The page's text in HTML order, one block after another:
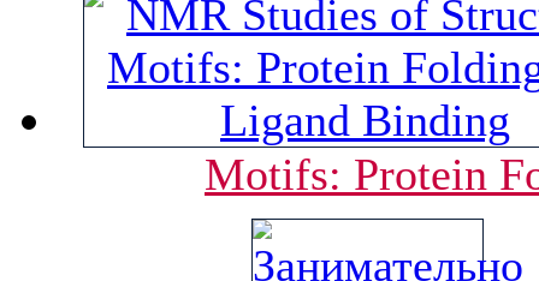
Motifs: Protein